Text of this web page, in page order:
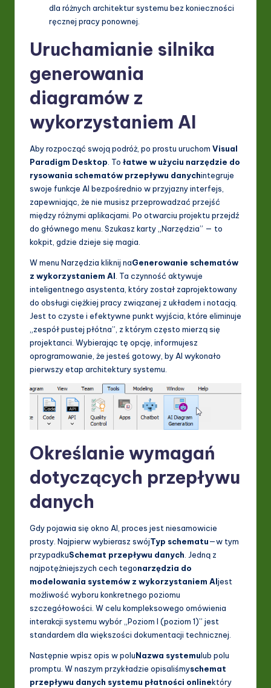
dla różnych architektur systemu bez konieczności
ręcznej pracy ponownej.
Uruchamianie silnika
generowania
diagramów z
wykorzystaniem AI
Aby rozpocząć swoją podróż, po prostu uruchom Visual
Paradigm Desktop . To łatwe w użyciu narzędzie do
rysowania schematów przepływu danychintegruje
swoje funkcje AI bezpośrednio w przyjazny interfejs,
zapewniając, że nie musisz przeprowadzać przejść
między różnymi aplikacjami. Po otwarciu projektu przejdź
do głównego menu. Szukasz karty „Narzędzia” — to
kokpit, gdzie dzieje się magia.
W menu Narzędzia kliknij naGenerowanie schematów
z wykorzystaniem AI . Ta czynność aktywuje
inteligentnego asystenta, który został zaprojektowany
do obsługi ciężkiej pracy związanej z układem i notacją.
Jest to czyste i efektywne punkt wyjścia, które eliminuje
„zespół pustej płótna”, z którym często mierzą się
projektanci. Wybierając tę opcję, informujesz
oprogramowanie, że jesteś gotowy, by AI wykonało
pierwszy etap architektury systemu.
Określanie wymagań
dotyczących przepływu
danych
Gdy pojawia się okno AI, proces jest niesamowicie
prosty. Najpierw wybierasz swójTyp schematu—w tym
przypadkuSchemat przepływu danych. Jedną z
najpotężniejszych cech tegonarzędzia do
modelowania systemów z wykorzystaniem AIjest
możliwość wyboru konkretnego poziomu
szczegółowości. W celu kompleksowego omówienia
interakcji systemu wybór „Poziom I (poziom 1)” jest
standardem dla większości dokumentacji technicznej.
Następnie wpisz opis w poluNazwa systemulub polu
promptu. W naszym przykładzie opisaliśmyschemat
przepływu danych systemu płatności onlinektóry